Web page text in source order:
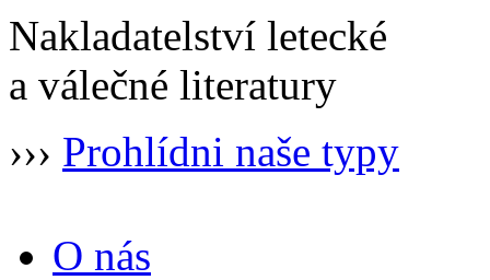
Nakladatelství letecké
a válečné literatury
››› Prohlídni naše typy
O nás